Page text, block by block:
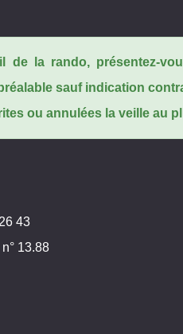
de la rando, présentez-
sauf indication
ou annulées la veille au
43
n° 13.88